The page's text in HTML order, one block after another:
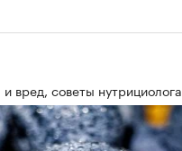
и вред, советы нутрициолога